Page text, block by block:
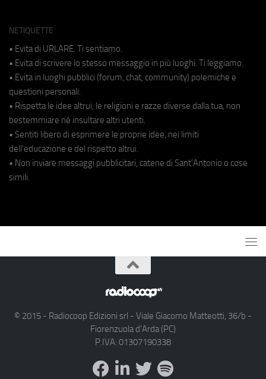
NETIQUETTE
• Evita di URLARE. Ti sentiamo.
• Evita di scrivere lo stesso messaggio in più luoghi. Ti leggiamo.
• Evita in luoghi pubblici (forum, chat, community) polemiche e
questioni personali.
• Rispetta le idee altrui, le religioni e razze diverse dalla tua, non
bestemmiare né insultare altri utenti.
• Sentiti libero di esprimere le proprie idee, nei limiti
dell'educazione e del rispetto altrui.
• Non inviare messaggi pubblicitari, catene di Sant'Antonio o cose
simili.
© 2015 - Radiocoop Edizioni srl - Viale Giacomo Matteotti, 36/b -
Fiorenzuola d'Arda (PC)
P.IVA: 01307190338